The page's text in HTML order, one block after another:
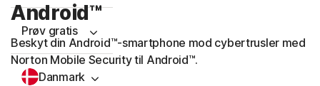
Prøv gratis
Danmark
Android™
Beskyt din Android™-smartphone mod cybertrusler med
Norton Mobile Security til Android™.